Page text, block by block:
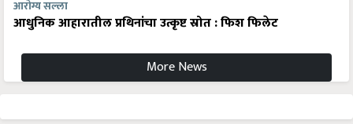
आरोग्य सल्ला
आधुनिक आहारातील प्रथिनांचा उत्कृष्ट स्रोत : फिश फिलेट
More News